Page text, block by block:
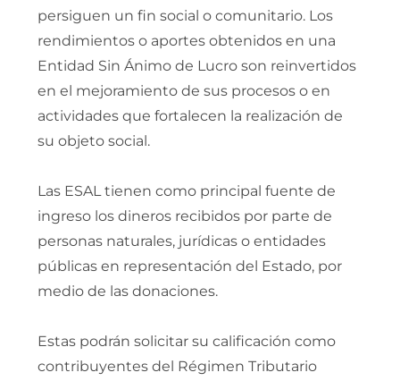
persiguen un fin social o comunitario. Los
rendimientos o aportes obtenidos en una
Entidad Sin Ánimo de Lucro son reinvertidos
en el mejoramiento de sus procesos o en
actividades que fortalecen la realización de
su objeto social.
Las ESAL tienen como principal fuente de
ingreso los dineros recibidos por parte de
personas naturales, jurídicas o entidades
públicas en representación del Estado, por
medio de las donaciones.
Estas podrán solicitar su calificación como
contribuyentes del Régimen Tributario